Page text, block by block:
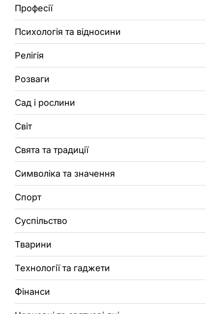
Професії
Психологія та відносини
Релігія
Розваги
Сад і рослини
Світ
Свята та традиції
Символіка та значення
Спорт
Суспільство
Тварини
Технології та гаджети
Фінанси